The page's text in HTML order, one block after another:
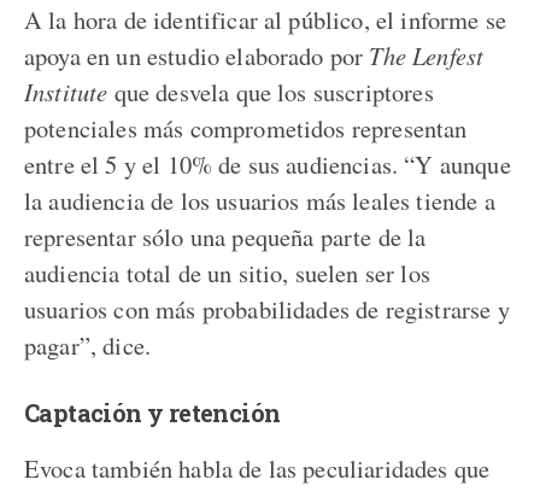
A la hora de identificar al público, el informe se
apoya en un estudio elaborado por The Lenfest
Institute que desvela que los suscriptores
potenciales más comprometidos representan
entre el 5 y el 10% de sus audiencias. “Y aunque
la audiencia de los usuarios más leales tiende a
representar sólo una pequeña parte de la
audiencia total de un sitio, suelen ser los
usuarios con más probabilidades de registrarse y
pagar”, dice.
Captación y retención
Evoca también habla de las peculiaridades que